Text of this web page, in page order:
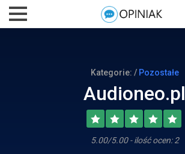
Kategorie: / Pozostałe
Audioneo.pl
5.00/5.00 - ilość ocen: 2